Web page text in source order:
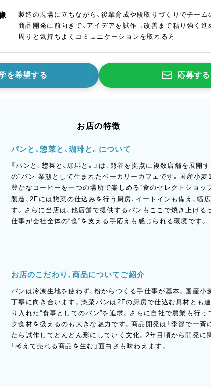
製造の現場に立ちながら、後輩育成や段取りづくりでチー
商品開発に前向きで、アイデアを試作→改善まで粘り強く進
周りと気持ちよくコミュニケーションを取れる方
を希望する 応募する
お店の特徴
パンと、惣菜と、珈琲と。について
『パンと、惣菜と、珈琲と。』は、熊谷を拠点に複数店舗を展
の“パン”業態として生まれたベーカリーカフェです。国産小麦
豊かなコーヒーを一つの場所で楽しめる“食のセレクトショッ
製造、2Fには惣菜の仕込みを行う厨房、イートインも備え、幅
す。さらに当店は、他店舗で提供するパンもここで焼き上げる
仕事が会社全体の“食”を支える手応えも感じられる環境です。
お店のこだわり、商品についてご紹介
パンは冷凍生地を使わず、粉からつくる手仕事が基本。国産小
丁寧に向き合います。惣菜パンは2Fの厨房で仕込む具材とも
り入れた“食事としてのパン”を追求。さらに自社で農業も行っ
ク食材を扱えるのも大きな魅力です。商品開発は「季節で一斉
たら試作してどんどん形にしていく文化。2年目頃から開発に
「考えて売れる商品を生む」面白さも味わえます。